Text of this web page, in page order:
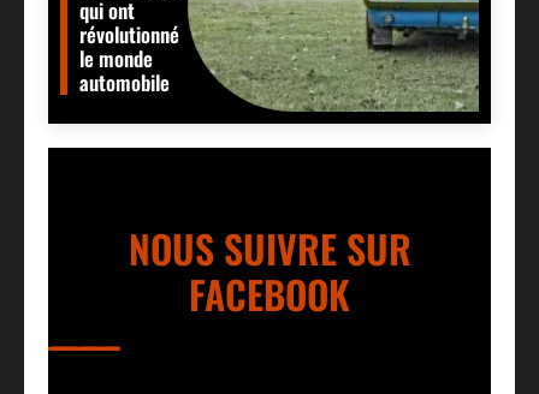
qui ont
révolutionné
le monde
automobile
NOUS SUIVRE SUR
FACEBOOK